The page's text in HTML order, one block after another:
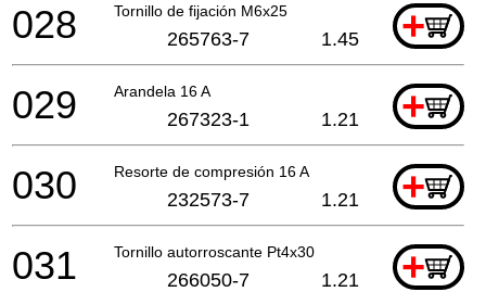
Tornillo de fijación M6x25 +
028 265763-7 1.45
Arandela 16 A +
029 267323-1 1.21
Resorte de compresión 16 A +
030 232573-7 1.21
Tornillo autorroscante Pt4x30 +
031 266050-7 1.21